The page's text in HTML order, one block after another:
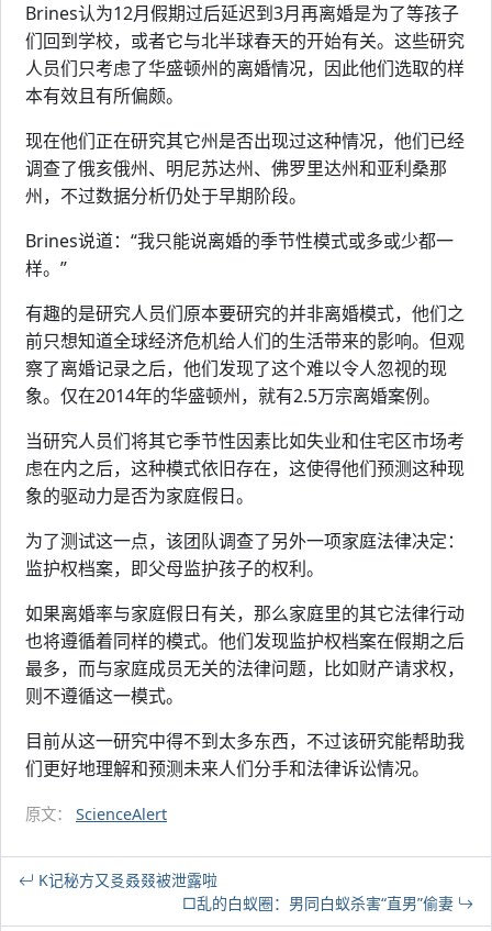
Brines认为12月假期过后延迟到3月再离婚是为了等孩子
们回到学校，或者它与北半球春天的开始有关。这些研究
人员们只考虑了华盛顿州的离婚情况，因此他们选取的样
本有效且有所偏颇。
现在他们正在研究其它州是否出现过这种情况，他们已经
调查了俄亥俄州、明尼苏达州、佛罗里达州和亚利桑那
州，不过数据分析仍处于早期阶段。
Brines说道：“我只能说离婚的季节性模式或多或少都一
样。”
有趣的是研究人员们原本要研究的并非离婚模式，他们之
前只想知道全球经济危机给人们的生活带来的影响。但观
察了离婚记录之后，他们发现了这个难以令人忽视的现
象。仅在2014年的华盛顿州，就有2.5万宗离婚案例。
当研究人员们将其它季节性因素比如失业和住宅区市场考
虑在内之后，这种模式依旧存在，这使得他们预测这种现
象的驱动力是否为家庭假日。
为了测试这一点，该团队调查了另外一项家庭法律决定：
监护权档案，即父母监护孩子的权利。
如果离婚率与家庭假日有关，那么家庭里的其它法律行动
也将遵循着同样的模式。他们发现监护权档案在假期之后
最多，而与家庭成员无关的法律问题，比如财产请求权，
则不遵循这一模式。
目前从这一研究中得不到太多东西，不过该研究能帮助我
们更好地理解和预测未来人们分手和法律诉讼情况。
原文： ScienceAlert
K记秘方又㕛叒叕被泄露啦
□乱的白蚁圈：男同白蚁杀害“直男”偷妻